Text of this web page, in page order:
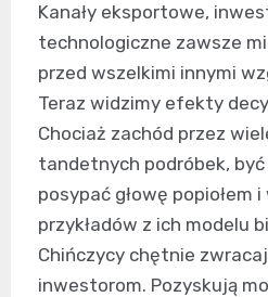
Kanały eksportowe,
technologiczne zawsze
przed wszelkimi innymi
Teraz widzimy efekty
Chociaż zachód przez
tandetnych podróbek,
posypać głowę popiołem
przykładów z ich modelu
Chińczycy chętnie
inwestorom. Pozyskują